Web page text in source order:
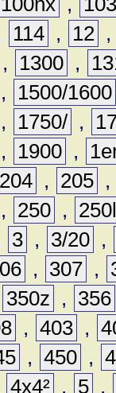
114 , 12
, 1300 ,
,
1500/1600
, 1750/ ,
, 1900 ,
204 , 205 ,
, 250 ,
3 , 3/20 ,
, 307 ,
350z ,
356
, 403 ,
, 450 ,
4x4² , 5 ,